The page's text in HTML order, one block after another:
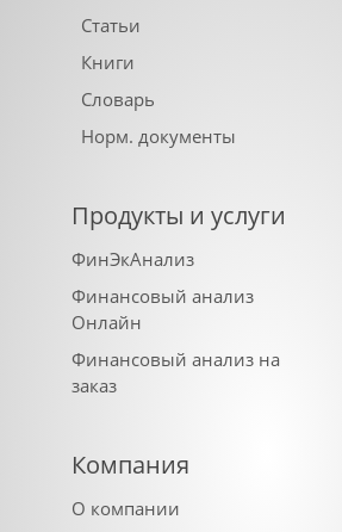
Статьи
Книги
Словарь
Норм. документы
Продукты и услуги
ФинЭкАнализ
Финансовый анализ
Онлайн
Финансовый анализ на
заказ
Компания
О компании